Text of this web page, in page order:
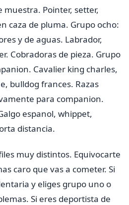
muestra. Pointer, setter,
caza de pluma. Grupo ocho:
y de aguas. Labrador,
Cobradoras de pieza. Grupo
Cavalier king charles,
bulldog frances. Razas
para companion.
espanol, whippet,
distancia.
muy distintos. Equivocarte
caro que vas a cometer. Si
y eliges grupo uno o
Si eres deportista de